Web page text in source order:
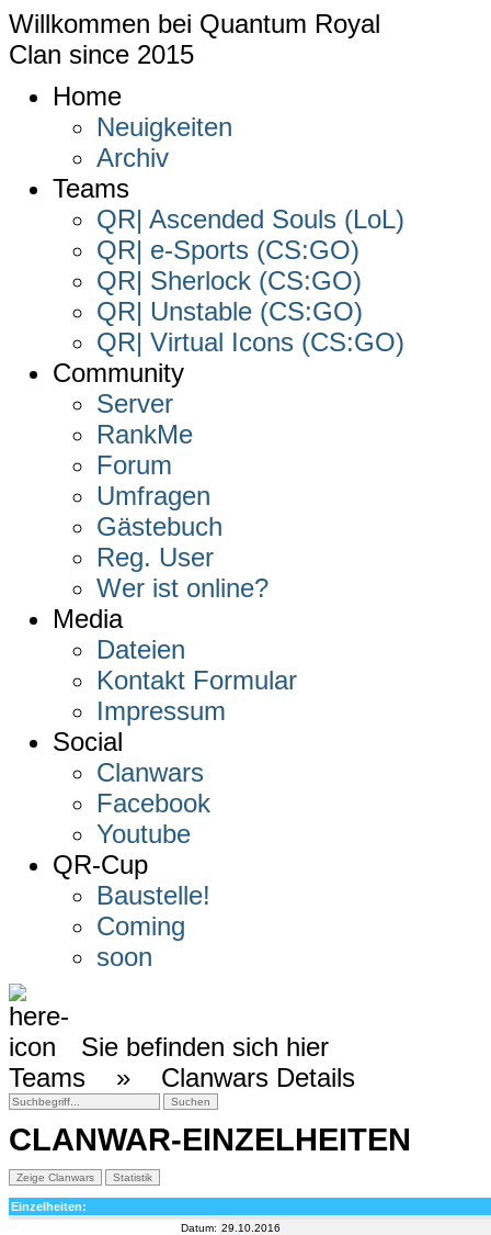
Willkommen bei Quantum Royal
Clan since 2015
Home
Neuigkeiten
Archiv
Teams
QR| Ascended Souls (LoL)
QR| e-Sports (CS:GO)
QR| Sherlock (CS:GO)
QR| Unstable (CS:GO)
QR| Virtual Icons (CS:GO)
Community
Server
RankMe
Forum
Umfragen
Gästebuch
Reg. User
Wer ist online?
Media
Dateien
Kontakt Formular
Impressum
Social
Clanwars
Facebook
Youtube
QR-Cup
Baustelle!
Coming
soon
Sie befinden sich hier
Teams » Clanwars Details
CLANWAR-EINZELHEITEN
Einzelheiten:
Datum: 29.10.2016